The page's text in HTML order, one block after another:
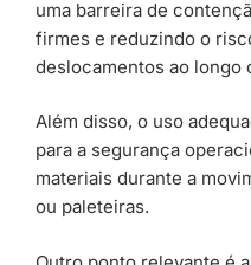
uma barreira de
firmes e reduzindo o
deslocamentos ao longo
Além disso, o uso
para a segurança
materiais durante a
ou paleteiras.